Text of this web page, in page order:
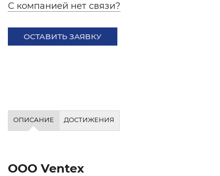
С компанией нет связи?
ОСТАВИТЬ ЗАЯВКУ
ОПИСАНИЕ ДОСТИЖЕНИЯ
ООО Ventex